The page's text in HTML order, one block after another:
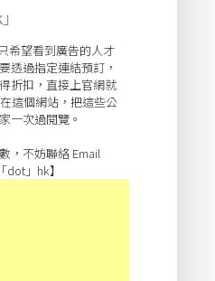
希望看到廣告的人才
透過指定連結預訂，
折扣，直接上官網就
這個網站，把這些公
一次過閱覽。
，不妨聯絡 Email
」hk】